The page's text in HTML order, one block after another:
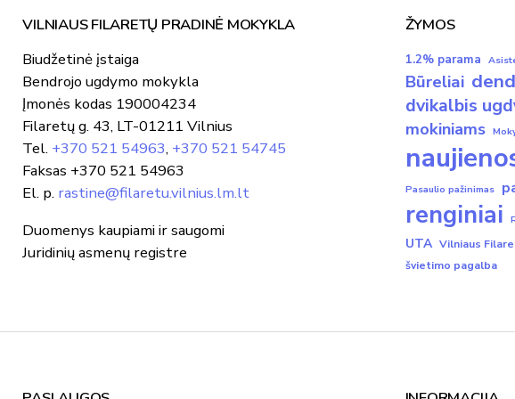
VILNIAUS FILARETŲ PRADINĖ MOKYKLA
Biudžetinė įstaiga
Bendrojo ugdymo mokykla
Įmonės kodas 190004234
Filaretų g. 43, LT-01211 Vilnius
Tel. +370 521 54963, +370 521 54745
Faksas +370 521 54963
El. p. rastine@filaretu.vilnius.lm.lt
Duomenys kaupiami ir saugomi
Juridinių asmenų registre
ŽYMOS
1.2% parama
Būreliai
dvikalbis
mokiniams
Pasaulio pažinimas
renginiai
UTA Vilniaus
švietimo pagalba